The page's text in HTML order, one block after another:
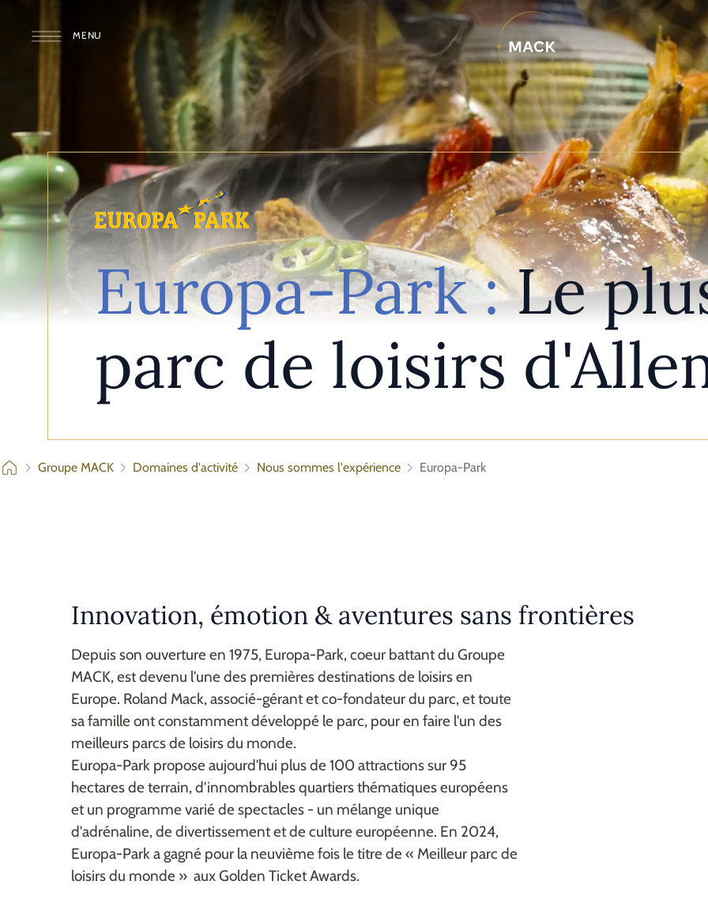
MENU
Europa-Park :Le
parc de loisirs
Groupe MACK Domaines d'activité Nous sommes l'expérience Europa-Park
Innovation, émotion & aventures sans frontières
Depuis son ouverture en 1975, Europa-Park, coeur battant du Groupe
MACK, est devenu l'une des premières destinations de loisirs en
Europe. Roland Mack, associé-gérant et co-fondateur du parc, et toute
sa famille ont constamment développé le parc, pour en faire l'un des
meilleurs parcs de loisirs du monde.
Europa-Park propose aujourd'hui plus de 100 attractions sur 95
hectares de terrain, d'innombrables quartiers thématiques européens
et un programme varié de spectacles - un mélange unique
d'adrénaline, de divertissement et de culture européenne. En 2024,
Europa-Park a gagné pour la neuvième fois le titre de « Meilleur parc de
loisirs du monde » aux Golden Ticket Awards.